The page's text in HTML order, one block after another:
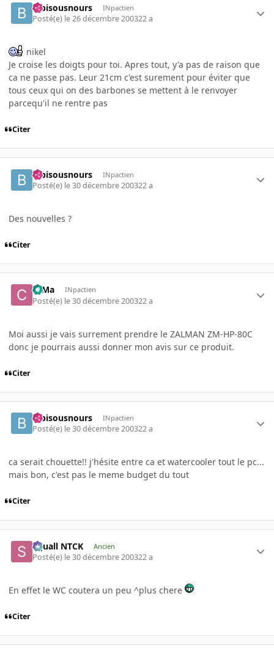
bibisousnours INpactien
Posté(e) le 26 décembre 200322 a
nikel
Je croise les doigts pour toi. Apres tout, y'a pas de raison que
ca ne passe pas. Leur 21cm c'est surement pour éviter que
tous ceux qui on des barbones se mettent à le renvoyer
parcequ'il ne rentre pas
Citer
bibisousnours INpactien
Posté(e) le 30 décembre 200322 a
Des nouvelles ?
Citer
c0Ma INpactien
Posté(e) le 30 décembre 200322 a
Moi aussi je vais surrement prendre le ZALMAN ZM-HP-80C
donc je pourrais aussi donner mon avis sur ce produit.
Citer
bibisousnours INpactien
Posté(e) le 30 décembre 200322 a
ca serait chouette!! j'hésite entre ca et watercooler tout le pc...
mais bon, c'est pas le meme budget du tout
Citer
Squall NTCK Ancien
Posté(e) le 30 décembre 200322 a
En effet le WC coutera un peu ^plus chere
Citer